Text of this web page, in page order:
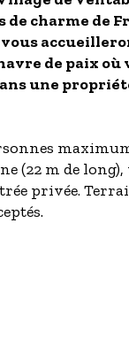
Accueil vélo
charme de
de paix
une
(22 m de long),
privée.